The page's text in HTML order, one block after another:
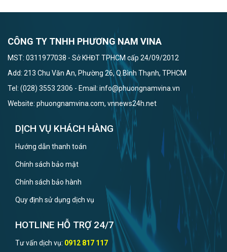
CÔNG TY TNHH PHƯƠNG NAM VINA
MST: 0311977038 - Sở KHĐT TPHCM cấp 24/09/2012
Add: 213 Chu Văn An, Phường 26, Q.Bình Thạnh, TPHCM
Tel: (028) 3553 2306 - Email: info@phuongnamvina.vn
Website: phuongnamvina.com, vnnews24h.net
DỊCH VỤ KHÁCH HÀNG
Hướng dẫn thanh toán
Chính sách bảo mật
Chính sách bảo hành
Quy định sử dụng dịch vụ
HOTLINE HỖ TRỢ 24/7
Tư vấn dịch vụ: 0912 817 117